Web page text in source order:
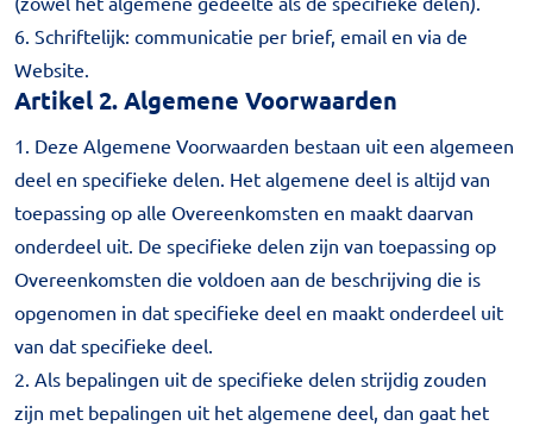
6. Schriftelijk: communicatie per brief, email en via de
Website.
Artikel 2. Algemene Voorwaarden
1. Deze Algemene Voorwaarden bestaan uit een algemeen
deel en specifieke delen. Het algemene deel is altijd van
toepassing op alle Overeenkomsten en maakt daarvan
onderdeel uit. De specifieke delen zijn van toepassing op
Overeenkomsten die voldoen aan de beschrijving die is
opgenomen in dat specifieke deel en maakt onderdeel uit
van dat specifieke deel.
2. Als bepalingen uit de specifieke delen strijdig zouden
zijn met bepalingen uit het algemene deel, dan gaat het